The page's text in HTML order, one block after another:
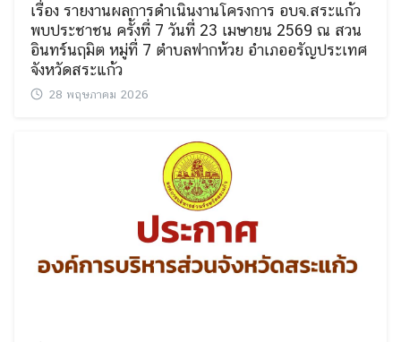
เรื่อง รายงานผลการดำเนินงานโครงการ อบจ.สระแก้ว
พบประชาชน ครั้งที่ 7 วันที่ 23 เมษายน 2569 ณ สวน
อินทร์นฤมิต หมู่ที่ 7 ตำบลฟากห้วย อำเภออรัญประเทศ
จังหวัดสระแก้ว
28 พฤษภาคม 2026